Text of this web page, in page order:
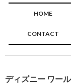
HOME
CONTACT
ディズニー ワー